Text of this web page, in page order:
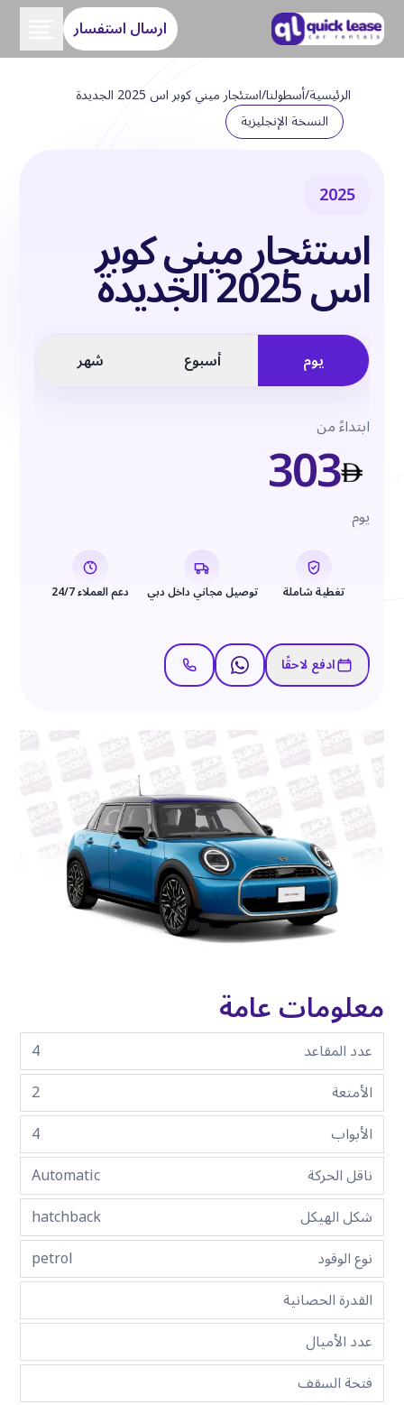
ارسال استفسار
الرئيسية/أسطولنا/استئجار ميني كوبر اس 2025 الجديدة
النسخة الإنجليزية
2025
استئجار ميني كوبر
اس 2025 الجديدة
يوم أسبوع شهر
ابتداءً من303 يوم
تغطية شاملة توصيل مجاني داخل دبي دعم العملاء 24/7
ادفع لاحقًا
معلومات عامة
عدد المقاعد
4
الأمتعة
2
الأبواب
4
ناقل الحركة
Automatic
شكل الهيكل
hatchback
نوع الوقود
petrol
القدرة الحصانية
عدد الأميال
فتحة السقف